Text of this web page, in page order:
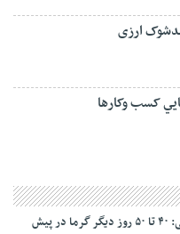
ارزی
کسب وکارها
گرمای تابستان تا کی ادامه دارد؟/هواشناسی: ۴۰ تا ۵۰ روز دیگر گرما در پیش